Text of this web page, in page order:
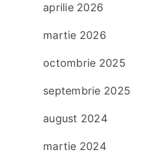
aprilie 2026
martie 2026
octombrie 2025
septembrie 2025
august 2024
martie 2024